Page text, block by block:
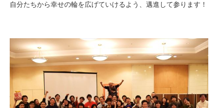
自分たちから幸せの輪を広げていけるよう、邁進して参ります！